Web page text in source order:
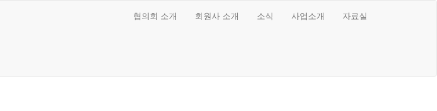
협의회 소개 회원사 소개 소식 사업소개 자료실